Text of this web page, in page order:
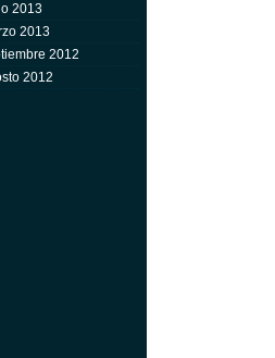
2013
2013
2012
2012